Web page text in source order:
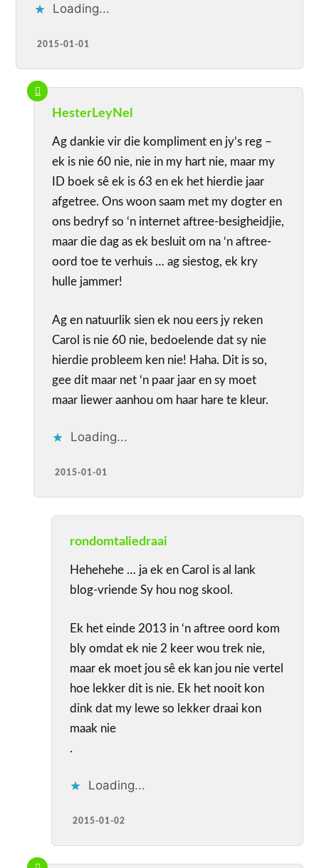
Loading...
2015-01-01
HesterLeyNel
Ag dankie vir die kompliment en jy’s reg –
ek is nie 60 nie, nie in my hart nie, maar my
ID boek sê ek is 63 en ek het hierdie jaar
afgetree. Ons woon saam met my dogter en
ons bedryf so ‘n internet aftree-besigheidjie,
maar die dag as ek besluit om na ‘n aftree-
oord toe te verhuis … ag siestog, ek kry
hulle jammer!
Ag en natuurlik sien ek nou eers jy reken
Carol is nie 60 nie, bedoelende dat sy nie
hierdie probleem ken nie! Haha. Dit is so,
gee dit maar net ‘n paar jaar en sy moet
maar liewer aanhou om haar hare te kleur.
Loading...
2015-01-01
rondomtaliedraai
Hehehehe … ja ek en Carol is al lank
blog-vriende Sy hou nog skool.
Ek het einde 2013 in ‘n aftree oord kom
bly omdat ek nie 2 keer wou trek nie,
maar ek moet jou sê ek kan jou nie vertel
hoe lekker dit is nie. Ek het nooit kon
dink dat my lewe so lekker draai kon
maak nie
.
Loading...
2015-01-02